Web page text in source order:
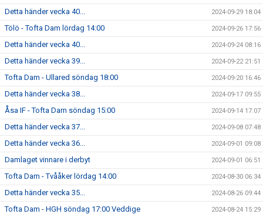
Detta händer vecka 40... 2024-09-29 18:04
Tölö - Tofta Dam lördag 14:00 2024-09-26 17:56
Detta händer vecka 40... 2024-09-24 08:16
Detta händer vecka 39... 2024-09-22 21:51
Tofta Dam - Ullared söndag 18:00 2024-09-20 16:46
Detta händer vecka 38... 2024-09-17 09:55
Åsa IF - Tofta Dam söndag 15:00 2024-09-14 17:07
Detta händer vecka 37... 2024-09-08 07:48
Detta händer vecka 36... 2024-09-01 09:08
Damlaget vinnare i derbyt 2024-09-01 06:51
Tofta Dam - Tvååker lördag 14:00 2024-08-30 06:34
Detta händer vecka 35... 2024-08-26 09:44
Tofta Dam - HGH söndag 17:00 Veddige 2024-08-24 15:29